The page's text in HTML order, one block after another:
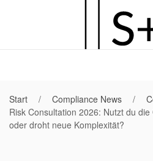
Start Compliance News
Risk Consultation 2026: Nutzt du
oder droht neue Komplexität?